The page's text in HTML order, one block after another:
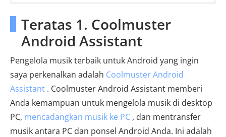
Teratas 1. Coolmuster
Android Assistant
Pengelola musik terbaik untuk Android yang ingin
saya perkenalkan adalah Coolmuster Android
Assistant . Coolmuster Android Assistant memberi
Anda kemampuan untuk mengelola musik di desktop
PC, mencadangkan musik ke PC , dan mentransfer
musik antara PC dan ponsel Android Anda. Ini adalah